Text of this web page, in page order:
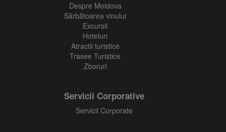
Despre Moldova
Sărbătoarea vinului
Excursii
Hoteluri
Atractii turistice
Trasee Turistice
Zboruri
Servicii Corporative
Servicii Corporate